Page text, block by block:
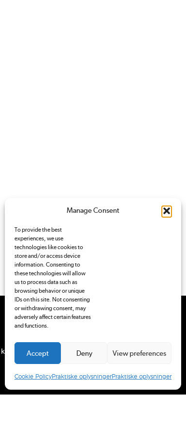
Manage Consent
To provide the best
experiences, we use
technologies like cookies to
store and/or access device
information. Consenting to
these technologies will allow
us to process data such as
browsing behavior or unique
IDs on this site. Not consenting
or withdrawing consent, may
adversely affect certain features
and functions.
Accept Deny View preferences
Cookie PolicyPraktiske oplysningerPraktiske oplysninger
kontakte Pressenævnet.